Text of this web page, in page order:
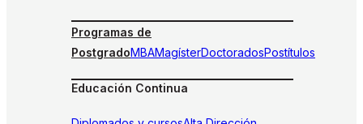
Programas de
PostgradoMBAMagísterDoctoradosPostítulos
Educación Continua